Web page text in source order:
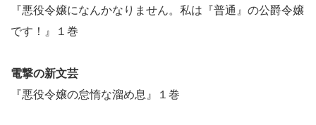
『悪役令嬢になんかなりません。私は『普通』の公爵令嬢
です！』１巻
電撃の新文芸
『悪役令嬢の怠惰な溜め息』１巻